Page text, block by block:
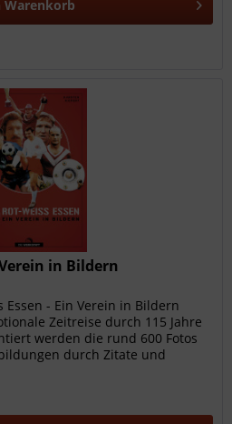
Warenkorb
in Bildern
Essen - Ein Verein in Bildern
Zeitreise durch 115 Jahre
werden die rund 600 Fotos
durch Zitate und